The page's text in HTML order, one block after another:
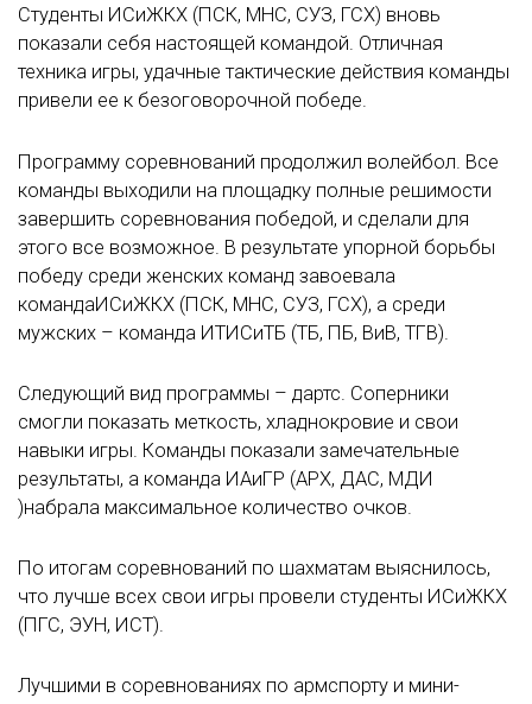
Студенты ИСиЖКХ (ПСК, МНС, СУЗ, ГСХ) вновь
показали себя настоящей командой. Отличная
техника игры, удачные тактические действия команды
привели ее к безоговорочной победе.
Программу соревнований продолжил волейбол. Все
команды выходили на площадку полные решимости
завершить соревнования победой, и сделали для
этого все возможное. В результате упорной борьбы
победу среди женских команд завоевала
командаИСиЖКХ (ПСК, МНС, СУЗ, ГСХ), а среди
мужских – команда ИТИСиТБ (ТБ, ПБ, ВиВ, ТГВ).
Следующий вид программы – дартс. Соперники
смогли показать меткость, хладнокровие и свои
навыки игры. Команды показали замечательные
результаты, а команда ИАиГР (АРХ, ДАС, МДИ
)набрала максимальное количество очков.
По итогам соревнований по шахматам выяснилось,
что лучше всех свои игры провели студенты ИСиЖКХ
(ПГС, ЭУН, ИСТ).
Лучшими в соревнованиях по армспорту и мини-